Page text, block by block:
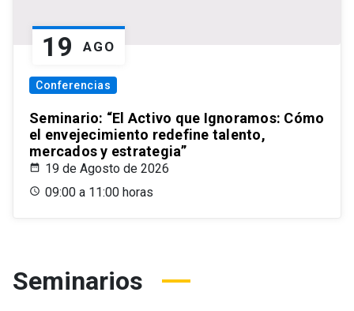
19 AGO
Conferencias
Seminario: “El Activo que Ignoramos: Cómo
el envejecimiento redefine talento,
mercados y estrategia”
19 de Agosto de 2026
09:00 a 11:00 horas
Seminarios